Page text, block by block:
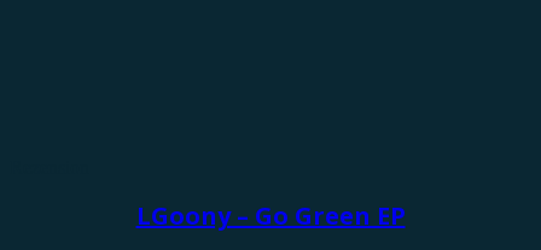
LGoony – Go Green EP